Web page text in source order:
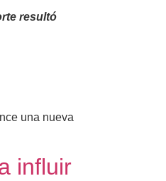
resultó
una nueva
influir